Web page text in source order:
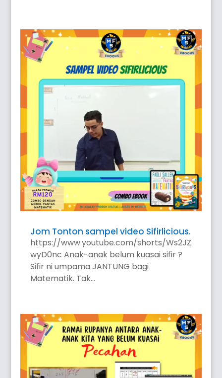
Jom Tonton sampel video Sifirlicious.
https://www.youtube.com/shorts/Ws2JZ
wyD0nc Anak-anak belum kuasai sifir ?
Sifir ni umpama JANTUNG bagi
Matematik. Tak...